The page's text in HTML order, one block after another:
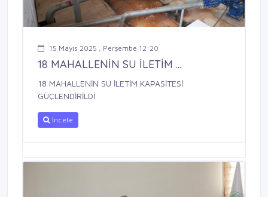
15 Mayıs 2025 , Perşembe 12:20
18 MAHALLENİN SU İLETİM ...
18 MAHALLENİN SU İLETİM KAPASİTESİ
GÜÇLENDİRİLDİ
İncele